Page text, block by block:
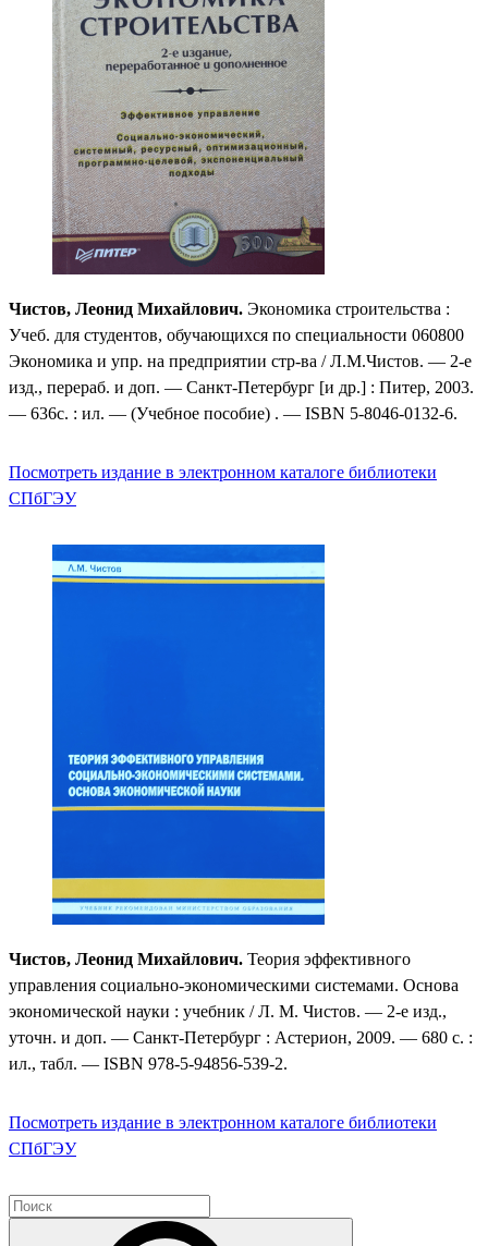
Чистов, Леонид Михайлович. Экономика строительства :
Учеб. для студентов, обучающихся по специальности 060800
Экономика и упр. на предприятии стр-ва / Л.М.Чистов. — 2-е
изд., перераб. и доп. — Санкт-Петербург [и др.] : Питер, 2003.
— 636с. : ил. — (Учебное пособие) . — ISBN 5-8046-0132-6.
Посмотреть издание в электронном каталоге библиотеки
СПбГЭУ
Чистов, Леонид Михайлович. Теория эффективного
управления социально-экономическими системами. Основа
экономической науки : учебник / Л. М. Чистов. — 2-е изд.,
уточн. и доп. — Санкт-Петербург : Астерион, 2009. — 680 с. :
ил., табл. — ISBN 978-5-94856-539-2.
Посмотреть издание в электронном каталоге библиотеки
СПбГЭУ